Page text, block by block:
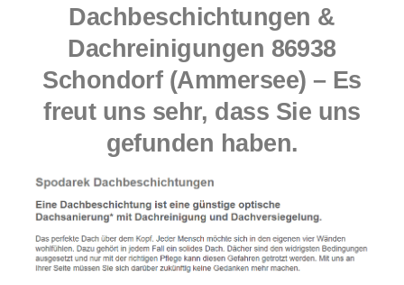
Dachbeschichtungen &
Dachreinigungen 86938
Schondorf (Ammersee) – Es
freut uns sehr, dass Sie uns
gefunden haben.